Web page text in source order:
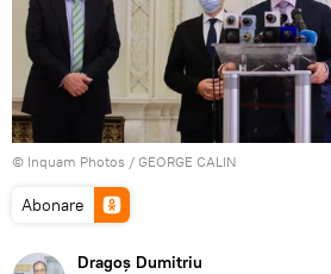
© Inquam Photos / GEORGE CALIN
Abonare
Dragoș Dumitriu